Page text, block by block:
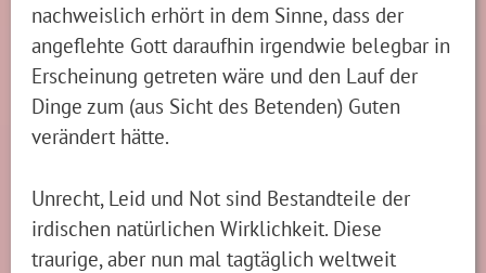
nachweislich erhört in dem Sinne, dass der
angeflehte Gott daraufhin irgendwie belegbar in
Erscheinung getreten wäre und den Lauf der
Dinge zum (aus Sicht des Betenden) Guten
verändert hätte.
Unrecht, Leid und Not sind Bestandteile der
irdischen natürlichen Wirklichkeit. Diese
traurige, aber nun mal tagtäglich weltweit